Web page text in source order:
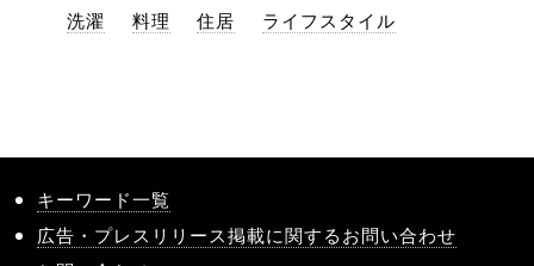
洗濯
料理 住居 ライフスタイル
キーワード一覧
広告・プレスリリース掲載に関するお問い合わせ